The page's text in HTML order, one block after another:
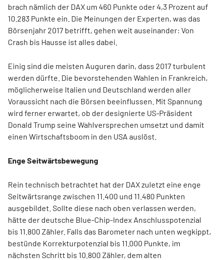
brach nämlich der DAX um 460 Punkte oder 4,3 Prozent auf
10.283 Punkte ein. Die Meinungen der Experten, was das
Börsenjahr 2017 betrifft, gehen weit auseinander: Von
Crash bis Hausse ist alles dabei.
Einig sind die meisten Auguren darin, dass 2017 turbulent
werden dürfte. Die bevorstehenden Wahlen in Frankreich,
möglicherweise Italien und Deutschland werden aller
Voraussicht nach die Börsen beeinflussen. Mit Spannung
wird ferner erwartet, ob der designierte US-Präsident
Donald Trump seine Wahlversprechen umsetzt und damit
einen Wirtschaftsboom in den USA auslöst.
Enge Seitwärtsbewegung
Rein technisch betrachtet hat der DAX zuletzt eine enge
Seitwärtsrange zwischen 11.400 und 11.480 Punkten
ausgebildet. Sollte diese nach oben verlassen werden,
hätte der deutsche Blue-Chip-Index Anschlusspotenzial
bis 11.800 Zähler. Falls das Barometer nach unten wegkippt,
bestünde Korrekturpotenzial bis 11.000 Punkte, im
nächsten Schritt bis 10.800 Zähler, dem alten